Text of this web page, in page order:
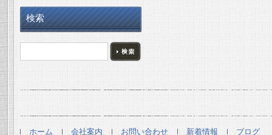
検索
ホーム 会社案内 お問い合わせ 新着情報 ブログ